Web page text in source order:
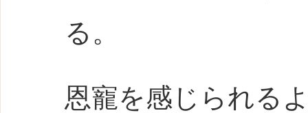
る。
恩寵を感じられる